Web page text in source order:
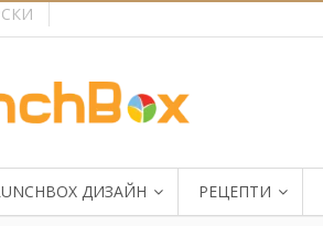
ДИЗАЙН РЕЦЕПТИ